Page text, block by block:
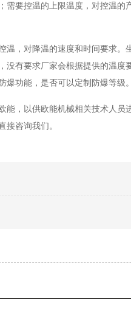
要控温的上限温度，对控温的
，对降温的速度和时间要求。
有要求厂家会根据提供的温度
爆功能，是否可以定制防爆等级
，以供欧能机械相关技术人员
接咨询我们。